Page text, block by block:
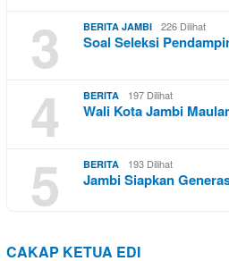
3 BERITA JAMBI 226 Dilihat
Soal Seleksi
4 BERITA 197 Dilihat
Wali Kota Jambi
5 BERITA 193 Dilihat
Jambi Siapkan
CAKAP KETUA EDI